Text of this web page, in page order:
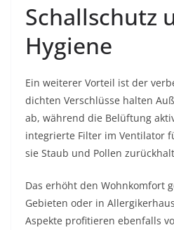
Schallschutz
Hygiene
Ein weiterer Vorteil ist der
dichten Verschlüsse halten
ab, während die Belüftung
integrierte Filter im Ventilator
sie Staub und Pollen
Das erhöht den Wohnkomfort
Gebieten oder in
Aspekte profitieren ebenfalls